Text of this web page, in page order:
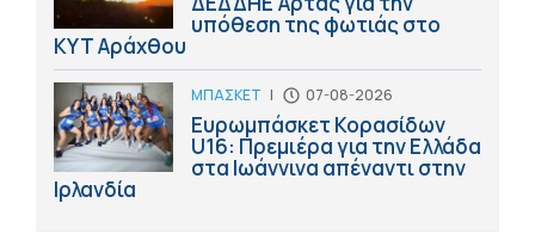
υπόθεση της φωτιάς στο
ΚΥΤ Αράχθου
ΜΠΑΣΚΕΤ | 07-08-2026
Ευρωμπάσκετ Κορασίδων
U16: Πρεμιέρα για την Ελλάδα
στα Ιωάννινα απέναντι στην
Ιρλανδία